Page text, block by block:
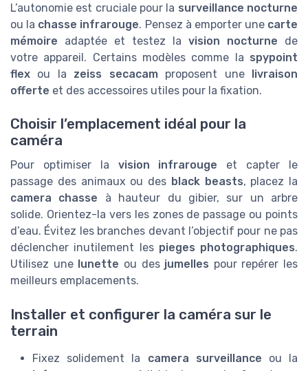
L’autonomie est cruciale pour la surveillance nocturne
ou la chasse infrarouge. Pensez à emporter une carte
mémoire adaptée et testez la vision nocturne de
votre appareil. Certains modèles comme la spypoint
flex ou la zeiss secacamproposent une livraison
offerte et des accessoires utiles pour la fixation.
Choisir l’emplacement idéal pour la
caméra
Pour optimiser la vision infrarouge et capter le
passage des animaux ou des black beasts, placez la
camera chasse à hauteur du gibier, sur un arbre
solide. Orientez-la vers les zones de passage ou points
d’eau. Évitez les branches devant l’objectif pour ne pas
déclencher inutilement les pieges photographiques.
Utilisez une lunette ou des jumelles pour repérer les
meilleurs emplacements.
Installer et configurer la caméra sur le
terrain
Fixez solidement la camera surveillance ou la